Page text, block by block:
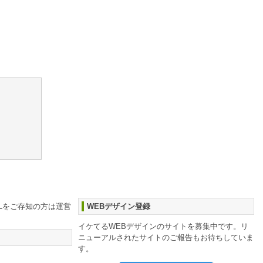
ご存知の方は運営 WEBデザイン登録
イケてるWEBデザインのサイトを募集中です。リ
ニューアルされたサイトのご報告もお待ちしていま
す。